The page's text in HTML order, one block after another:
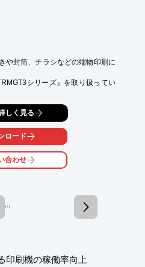
や封筒、チラシなどの端物印刷に
シリーズ』を取り扱ってい
のきく単色機、さらにLED-UV封
ムーズに行える優れた汎用性によ
たします。
「340PCX-2」
A3縦通しオフセット印刷機
しく見る
ロード
合わせ
1 / 1
印刷機の稼働率向上